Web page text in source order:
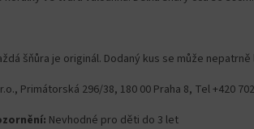
šňůra je originál. Dodaný kus se může
Primátorská 296/38, 180 00 Praha 8, Tel +420
Nevhodné pro děti do 3 let